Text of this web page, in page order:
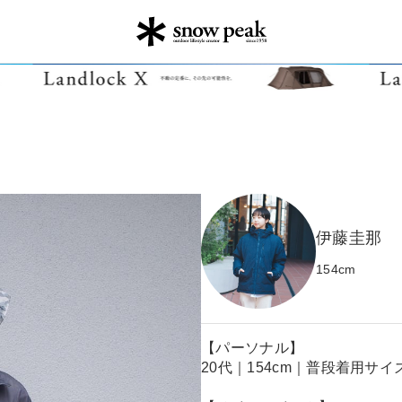
伊藤圭那
154cm
【パーソナル】
20代｜154cm｜普段着用サイ